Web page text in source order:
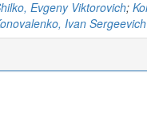
Evgeny Viktorovich;
Ivan Sergeevich